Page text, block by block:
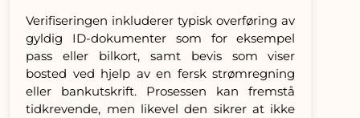
Verifiseringen inkluderer typisk overføring av
gyldig ID-dokumenter som for eksempel
pass eller bilkort, samt bevis som viser
bosted ved hjelp av en fersk strømregning
eller bankutskrift. Prosessen kan fremstå
tidkrevende, men likevel den sikrer at ikke